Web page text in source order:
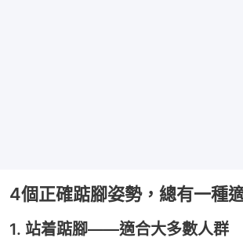
4個正確踮腳姿勢，總有一種
1. 站着踮腳——適合大多數人群